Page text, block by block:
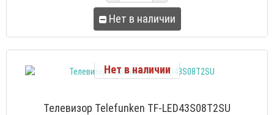
Нет в наличии
Нет в наличии
Телевизор Telefunken TF-LED43S08T2SU